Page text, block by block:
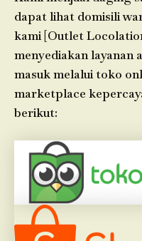
dapat lihat domisili
kami [Outlet
menyediakan layanan
masuk melalui toko
marketplace
berikut: